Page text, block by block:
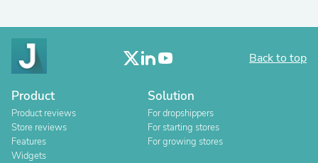
Back to top
Product
Product reviews
Store reviews
Features
Widgets
Solution
For dropshippers
For starting stores
For growing stores